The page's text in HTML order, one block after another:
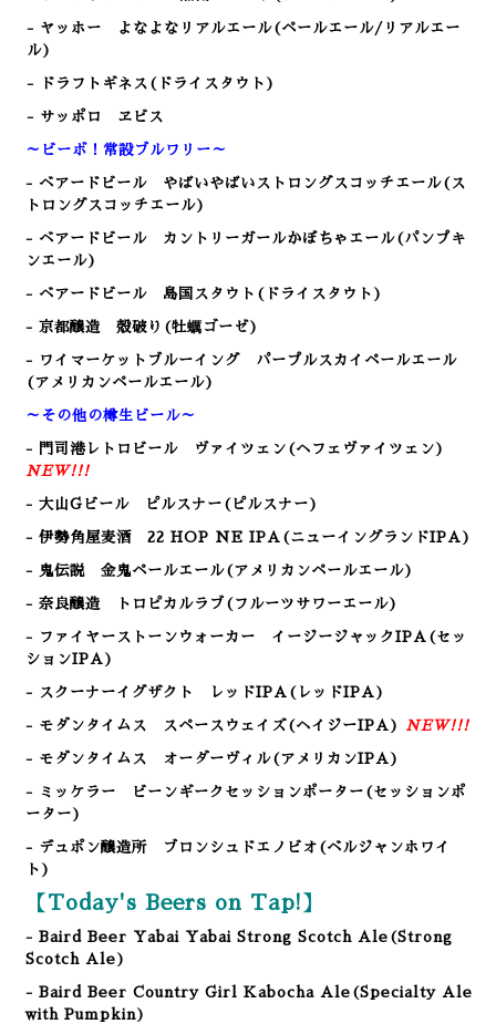
- ヤッホー よなよなリアルエール(ペールエール/リアルエー
ル)
- ドラフトギネス(ドライスタウト)
- サッポロ ヱビス
～ビーボ！常設ブルワリー～
- ベアードビール やばいやばいストロングスコッチエール(ス
トロングスコッチエール)
- ベアードビール カントリーガールかぼちゃエール(パンプキ
ンエール)
- ベアードビール 島国スタウト(ドライスタウト)
- 京都醸造 殻破り(牡蠣ゴーゼ)
- ワイマーケットブルーイング パープルスカイペールエール
(アメリカンペールエール)
～その他の樽生ビール～
- 門司港レトロビール ヴァイツェン(ヘフェヴァイツェン)
NEW!!!
- 大山Gビール ピルスナー(ピルスナー)
- 伊勢角屋麦酒 22 HOP NE IPA (ニューイングランドIPA)
- 鬼伝説 金鬼ペールエール(アメリカンペールエール)
- 奈良醸造 トロピカルラブ(フルーツサワーエール)
- ファイヤーストーンウォーカー イージージャックIPA(セッ
ションIPA)
- スクーナーイグザクト レッドIPA(レッドIPA)
- モダンタイムス スペースウェイズ(ヘイジーIPA) NEW!!!
- モダンタイムス オーダーヴィル(アメリカンIPA)
- ミッケラー ビーンギークセッションポーター(セッションポ
ーター)
- デュポン醸造所 ブロンシュドエノビオ(ベルジャンホワイ
ト)
【Today's Beers on Tap!】
- Baird Beer Yabai Yabai Strong Scotch Ale (Strong
Scotch Ale)
- Baird Beer Country Girl Kabocha Ale(Specialty Ale
with Pumpkin)